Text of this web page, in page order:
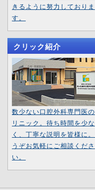
きるように努力しておりま
す。
クリック紹介
数少ない口腔外科専門医の
リニック。待ち時間を少な
く、丁寧な説明を皆様に
うぞお気軽にご相談くださ
い。